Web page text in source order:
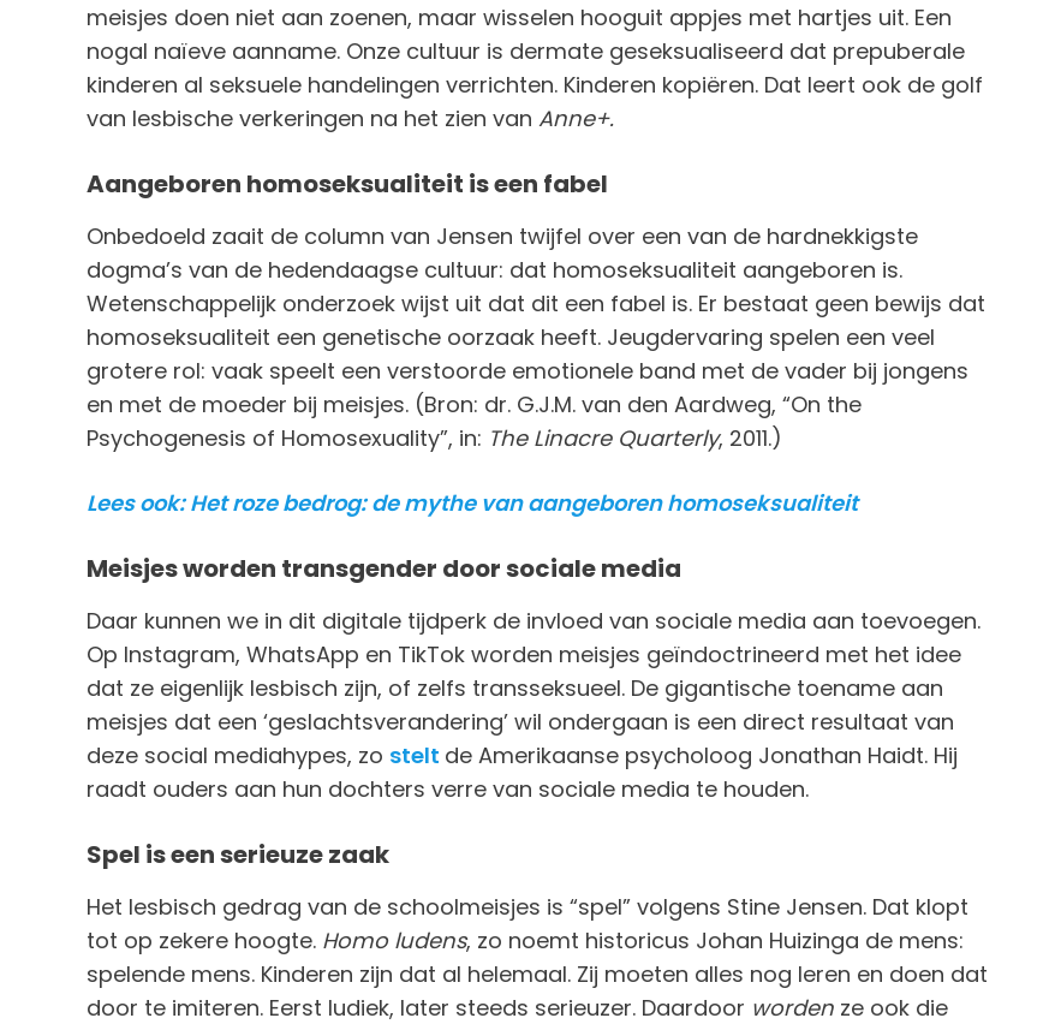
meisjes doen niet aan zoenen, maar wisselen hooguit appjes met hartjes uit. Een
nogal naïeve aanname. Onze cultuur is dermate geseksualiseerd dat prepuberale
kinderen al seksuele handelingen verrichten. Kinderen kopiëren. Dat leert ook de golf
van lesbische verkeringen na het zien van Anne+.
Aangeboren homoseksualiteit is een fabel
Onbedoeld zaait de column van Jensen twijfel over een van de hardnekkigste
dogma’s van de hedendaagse cultuur: dat homoseksualiteit aangeboren is.
Wetenschappelijk onderzoek wijst uit dat dit een fabel is. Er bestaat geen bewijs dat
homoseksualiteit een genetische oorzaak heeft. Jeugdervaring spelen een veel
grotere rol: vaak speelt een verstoorde emotionele band met de vader bij jongens
en met de moeder bij meisjes. (Bron: dr. G.J.M. van den Aardweg, “On the
Psychogenesis of Homosexuality”, in: The Linacre Quarterly, 2011.)
Lees ook: Het roze bedrog: de mythe van aangeboren homoseksualiteit
Meisjes worden transgender door sociale media
Daar kunnen we in dit digitale tijdperk de invloed van sociale media aan toevoegen.
Op Instagram, WhatsApp en TikTok worden meisjes geïndoctrineerd met het idee
dat ze eigenlijk lesbisch zijn, of zelfs transseksueel. De gigantische toename aan
meisjes dat een ‘geslachtsverandering’ wil ondergaan is een direct resultaat van
deze social mediahypes, zo stelt de Amerikaanse psycholoog Jonathan Haidt. Hij
raadt ouders aan hun dochters verre van sociale media te houden.
Spel is een serieuze zaak
Het lesbisch gedrag van de schoolmeisjes is “spel” volgens Stine Jensen. Dat klopt
tot op zekere hoogte. Homo ludens, zo noemt historicus Johan Huizinga de mens:
spelende mens. Kinderen zijn dat al helemaal. Zij moeten alles nog leren en doen dat
door te imiteren. Eerst ludiek, later steeds serieuzer. Daardoor worden ze ook die